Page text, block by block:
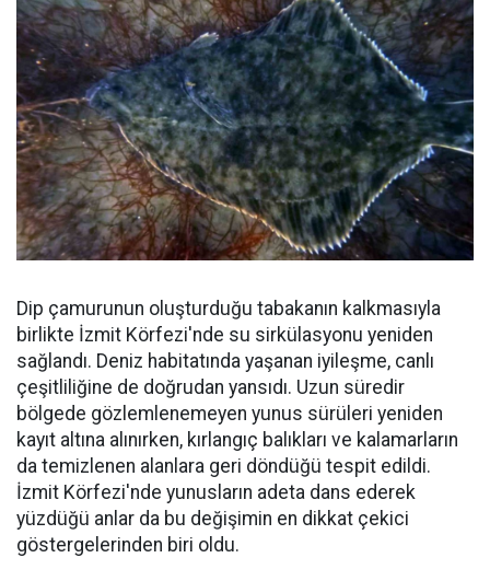
Dip çamurunun oluşturduğu tabakanın kalkmasıyla
birlikte İzmit Körfezi'nde su sirkülasyonu yeniden
sağlandı. Deniz habitatında yaşanan iyileşme, canlı
çeşitliliğine de doğrudan yansıdı. Uzun süredir
bölgede gözlemlenemeyen yunus sürüleri yeniden
kayıt altına alınırken, kırlangıç balıkları ve kalamarların
da temizlenen alanlara geri döndüğü tespit edildi.
İzmit Körfezi'nde yunusların adeta dans ederek
yüzdüğü anlar da bu değişimin en dikkat çekici
göstergelerinden biri oldu.